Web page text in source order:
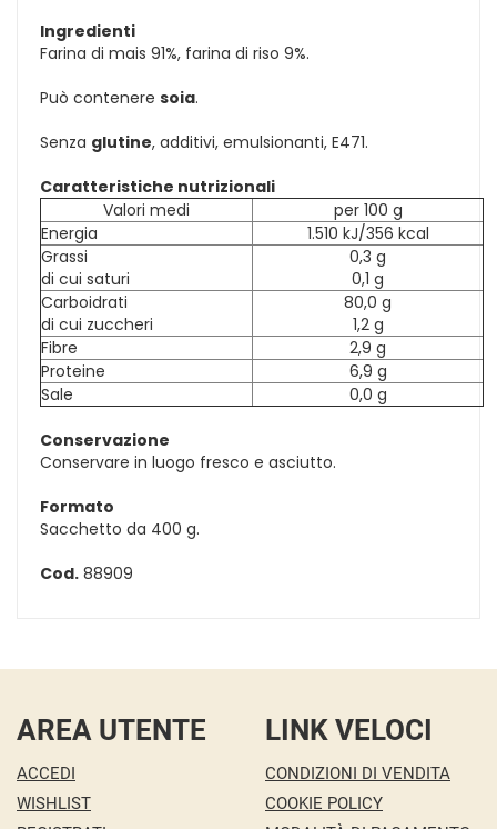
Ingredienti
Farina di mais 91%, farina di riso 9%.
Può contenere soia.
Senza glutine, additivi, emulsionanti, E471.
Caratteristiche nutrizionali
Valori medi
per 100 g
Energia
1.510 kJ/356 kcal
Grassi
di cui saturi
0,3 g
0,1 g
Carboidrati
di cui zuccheri
80,0 g
1,2 g
Fibre
2,9 g
Proteine
6,9 g
Sale
0,0 g
Conservazione
Conservare in luogo fresco e asciutto.
Formato
Sacchetto da 400 g.
Cod. 88909
AREA UTENTE
ACCEDI
WISHLIST
LINK VELOCI
CONDIZIONI DI VENDITA
COOKIE POLICY